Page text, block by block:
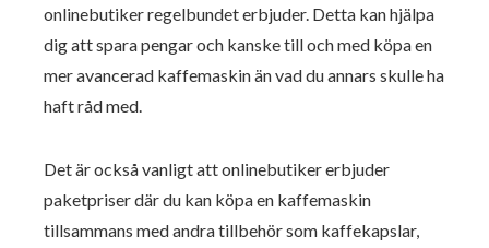
onlinebutiker regelbundet erbjuder. Detta kan hjälpa
dig att spara pengar och kanske till och med köpa en
mer avancerad kaffemaskin än vad du annars skulle ha
haft råd med.
Det är också vanligt att onlinebutiker erbjuder
paketpriser där du kan köpa en kaffemaskin
tillsammans med andra tillbehör som kaffekapslar,